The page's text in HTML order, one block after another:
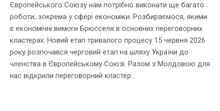
Європейського Союзу нам потрібно виконати ще багато
роботи, зокрема у сфері економіки. Розбираємося, якими
є економічні вимоги Брюсселя в основних переговорних
кластерах. Новий етап тривалого процесу 15 червня 2026
року розпочався черговий етап на шляху України до
членства в Європейському Союзі. Разом з Молдовою для
нас відкрили переговорний кластер...